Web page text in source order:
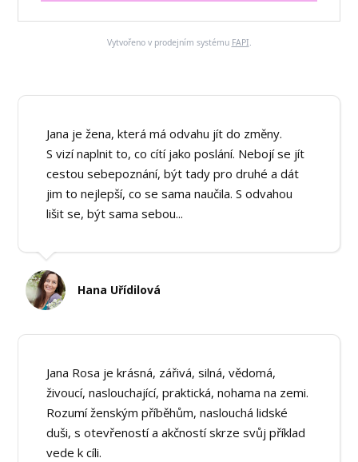
Vytvořeno v prodejním systému FAPI.
Jana je žena, která má odvahu jít do změny.
S vizí naplnit to, co cítí jako poslání. Nebojí se jít
cestou sebepoznání, být tady pro druhé a dát
jim to nejlepší, co se sama naučila. S odvahou
lišit se, být sama sebou...
Hana Uřídilová
Jana Rosa je krásná, zářivá, silná, vědomá,
živoucí, naslouchající, praktická, nohama na zemi.
Rozumí ženským příběhům, naslouchá lidské
duši, s otevřeností a akčností skrze svůj příklad
vede k cíli.